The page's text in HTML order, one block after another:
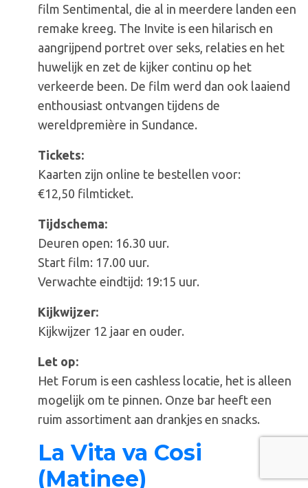
film Sentimental, die al in meerdere landen een
remake kreeg. The Invite is een hilarisch en
aangrijpend portret over seks, relaties en het
huwelijk en zet de kijker continu op het
verkeerde been. De film werd dan ook laaiend
enthousiast ontvangen tijdens de
wereldpremière in Sundance.
Tickets:
Kaarten zijn online te bestellen voor:
€12,50 filmticket.
Tijdschema:
Deuren open: 16.30 uur.
Start film: 17.00 uur.
Verwachte eindtijd: 19:15 uur.
Kijkwijzer:
Kijkwijzer 12 jaar en ouder.
Let op:
Het Forum is een cashless locatie, het is alleen
mogelijk om te pinnen. Onze bar heeft een
ruim assortiment aan drankjes en snacks.
La Vita va Cosi
(Matinee)